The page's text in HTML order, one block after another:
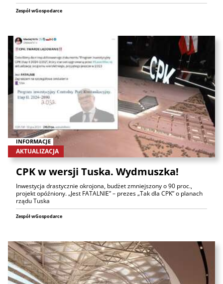
Zespół wGospodarce
INFORMACJE
AKTUALIZACJA
CPK w wersji Tuska. Wydmuszka!
Inwestycja drastycznie okrojona, budżet zmniejszony o 90 proc.,
projekt opóźniony. „Jest FATALNIE” – prezes „Tak dla CPK” o planach
rządu Tuska
Zespół wGospodarce